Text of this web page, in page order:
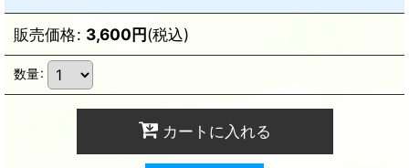
販売価格: 3,600円(税込)
数量:
カートに入れる